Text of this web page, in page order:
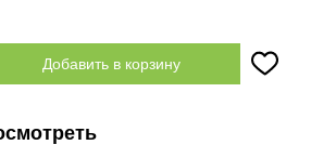
Добавить в корзину